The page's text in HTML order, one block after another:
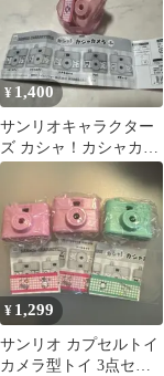
¥ 1,400
サンリオキャラクター
ズ カシャ！カシャカメ
ラ マイメロディ
¥ 1,299
サンリオ カプセルトイ
カメラ型トイ 3点セッ